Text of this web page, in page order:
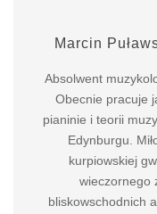
Marcin
Absolwent
Obecnie pracuje
pianinie i teorii
Edynburgu.
kurpiowskiej
wieczornego
bliskowschodnich